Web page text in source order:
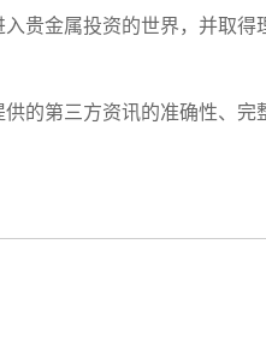
贵金属投资的世界，并取得
的第三方资讯的准确性、